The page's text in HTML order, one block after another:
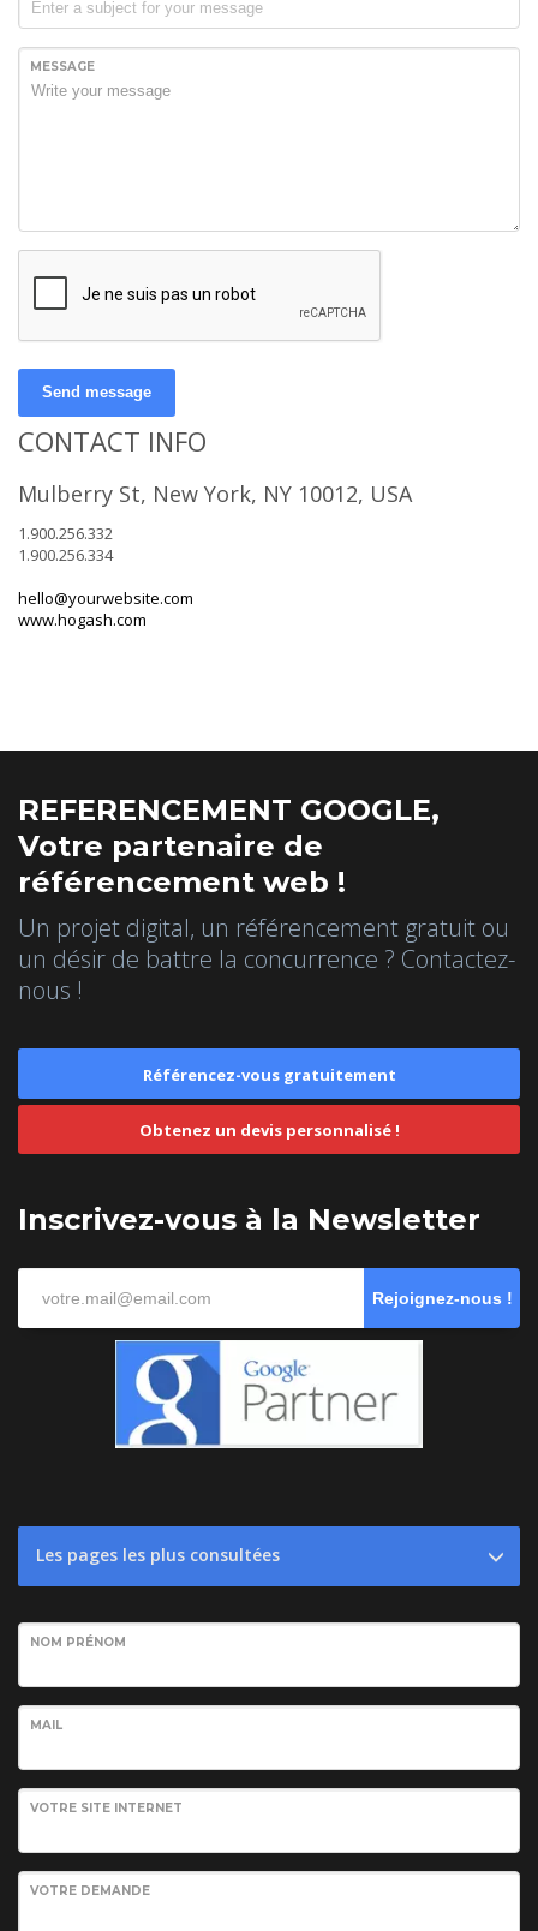
MESSAGE
Send message
CONTACT INFO
Mulberry St, New York, NY 10012, USA
1.900.256.332
1.900.256.334
hello@yourwebsite.com
www.hogash.com
REFERENCEMENT GOOGLE,
Votre partenaire de
référencement web !
Un projet digital, un référencement gratuit ou
un désir de battre la concurrence ? Contactez-
nous !
Référencez-vous gratuitement
Obtenez un devis personnalisé !
Inscrivez-vous à la Newsletter
Rejoignez-nous !
Les pages les plus consultées
NOM PRÉNOM
MAIL
VOTRE SITE INTERNET
VOTRE DEMANDE